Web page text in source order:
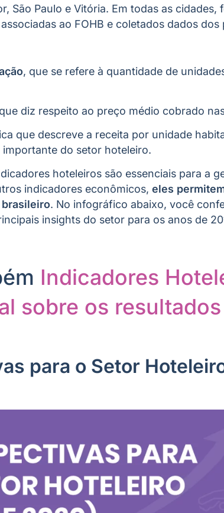
São Paulo e Vitória. Em todas as cidades,
ao FOHB e coletados dados
, que se refere à quantidade de
diz respeito ao preço médio cobrado
que descreve a receita por unidade
importante do setor hoteleiro.
hoteleiros são essenciais para a
indicadores econômicos, eles
. No infográfico abaixo, você
insights do setor para os anos de
Indicadores
sobre os
para o Setor